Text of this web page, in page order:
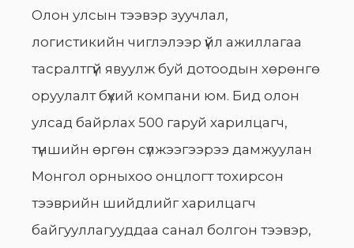
Олон улсын тээвэр зуучлал,
логистикийн чиглэлээр үйл ажиллагаа
тасралтгүй явуулж буй дотоодын хөрөнгө
оруулалт бүхий компани юм. Бид олон
улсад байрлах 500 гаруй харилцагч,
түншийн өргөн сүлжээгээрээ дамжуулан
Монгол орныхоо онцлогт тохирсон
тээврийн шийдлийг харилцагч
байгууллагууддаа санал болгон тээвэр,